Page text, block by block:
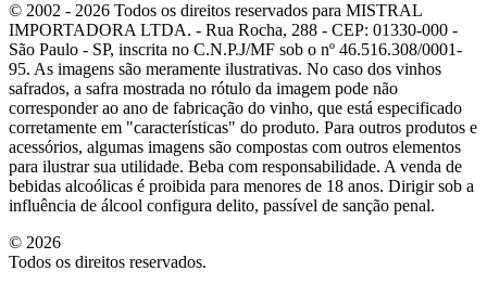
© 2002 - 2026 Todos os direitos reservados para MISTRAL
IMPORTADORA LTDA. - Rua Rocha, 288 - CEP: 01330-000 -
São Paulo - SP, inscrita no C.N.P.J/MF sob o nº 46.516.308/0001-
95. As imagens são meramente ilustrativas. No caso dos vinhos
safrados, a safra mostrada no rótulo da imagem pode não
corresponder ao ano de fabricação do vinho, que está especificado
corretamente em "características" do produto. Para outros produtos e
acessórios, algumas imagens são compostas com outros elementos
para ilustrar sua utilidade. Beba com responsabilidade. A venda de
bebidas alcoólicas é proibida para menores de 18 anos. Dirigir sob a
influência de álcool configura delito, passível de sanção penal.
© 2026
Todos os direitos reservados.